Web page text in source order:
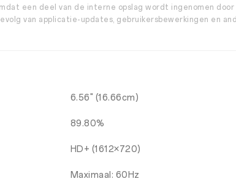
een deel van de interne opslag wordt ingenomen
van applicatie-updates, gebruikersbewerkingen en
6.56" (16.66cm)
89.80%
HD+ (1612×720)
Maximaal: 60Hz